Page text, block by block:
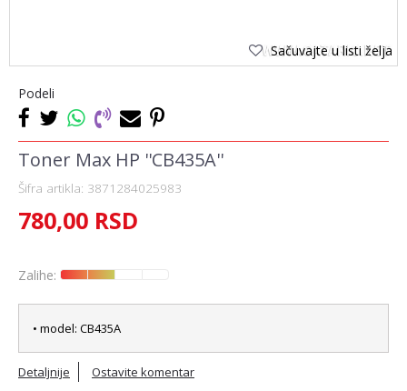
Sačuvajte u listi želja
Podeli
Toner Max HP ''CB435A''
Šifra artikla: 3871284025983
780,00 RSD
Zalihe:
• model: CB435A
Detaljnije Ostavite komentar